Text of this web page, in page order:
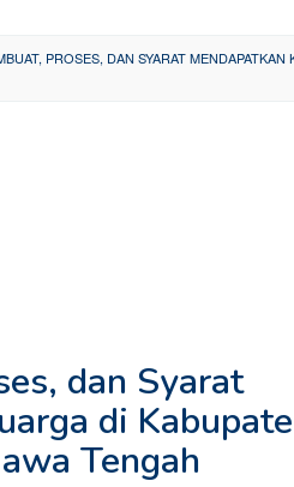
PROSES, DAN SYARAT
dan Syarat
di
Tengah